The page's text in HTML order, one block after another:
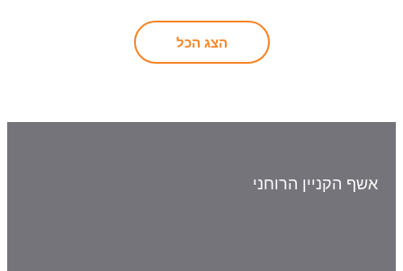
הצג הכל
אשף הקניין הרוחני